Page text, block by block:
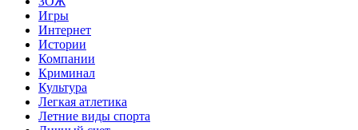
Игры
Интернет
Истории
Компании
Криминал
Культура
Легкая атлетика
Летние виды спорта